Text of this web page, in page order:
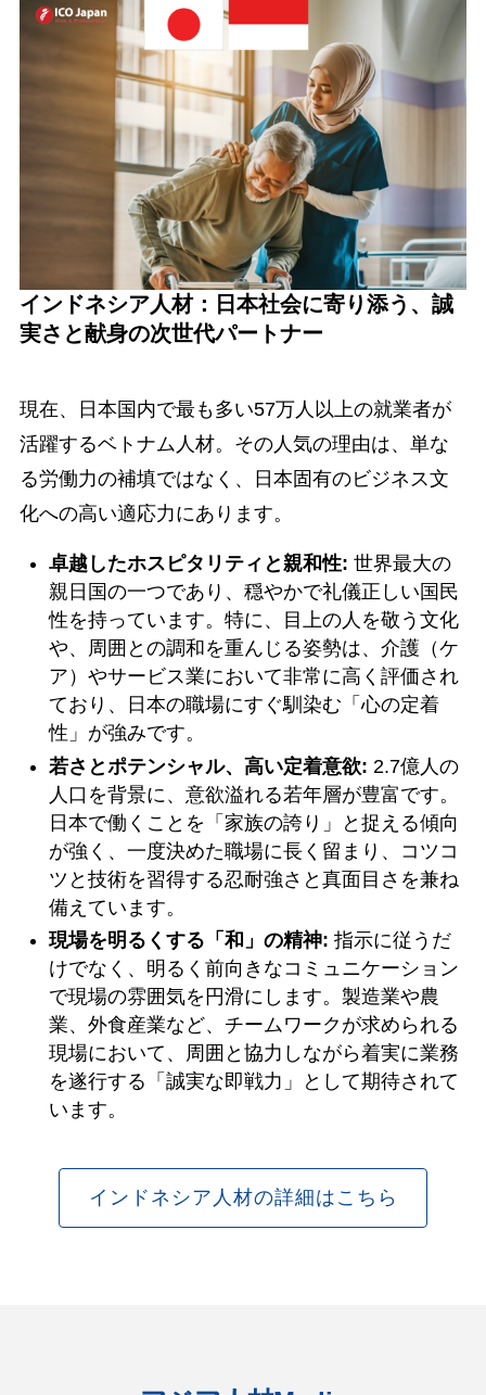
インドネシア人材：日本社会に寄り添う、誠
実さと献身の次世代パートナー
現在、日本国内で最も多い57万人以上の就業者が
活躍するベトナム人材。その人気の理由は、単な
る労働力の補填ではなく、日本固有のビジネス文
化への高い適応力にあります。
卓越したホスピタリティと親和性: 世界最大の
親日国の一つであり、穏やかで礼儀正しい国民
性を持っています。特に、目上の人を敬う文化
や、周囲との調和を重んじる姿勢は、介護（ケ
ア）やサービス業において非常に高く評価され
ており、日本の職場にすぐ馴染む「心の定着
性」が強みです。
若さとポテンシャル、高い定着意欲: 2.7億人の
人口を背景に、意欲溢れる若年層が豊富です。
日本で働くことを「家族の誇り」と捉える傾向
が強く、一度決めた職場に長く留まり、コツコ
ツと技術を習得する忍耐強さと真面目さを兼ね
備えています。
現場を明るくする「和」の精神: 指示に従うだ
けでなく、明るく前向きなコミュニケーション
で現場の雰囲気を円滑にします。製造業や農
業、外食産業など、チームワークが求められる
現場において、周囲と協力しながら着実に業務
を遂行する「誠実な即戦力」として期待されて
います。
インドネシア人材の詳細はこちら